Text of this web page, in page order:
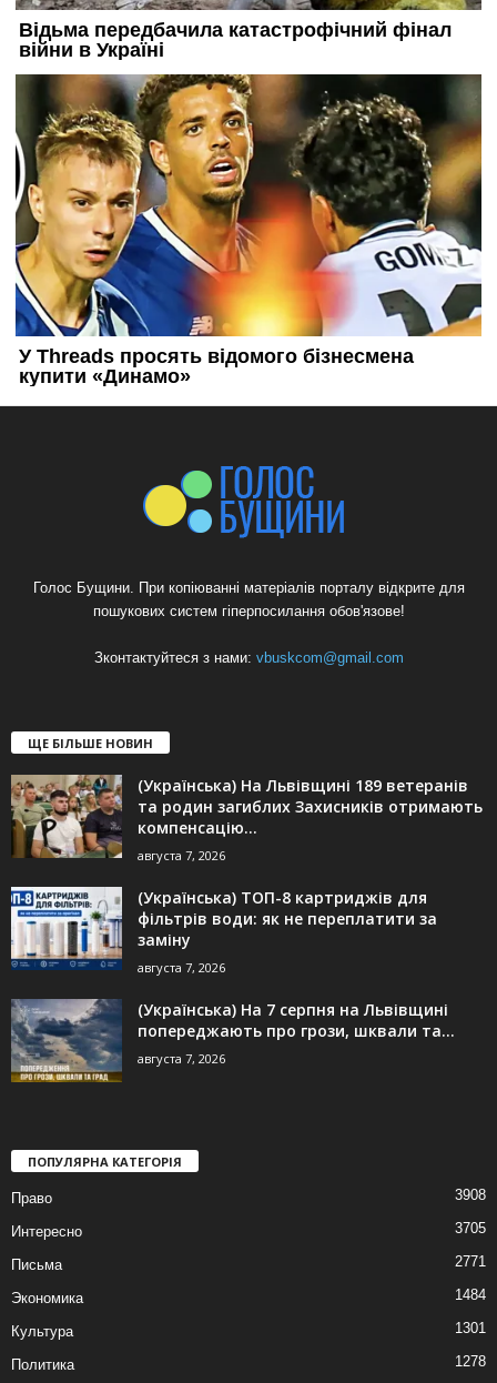
Голос Бущини. При копіюванні матеріалів порталу відкрите для
пошукових систем гіперпосилання обов'язове!
Зконтактуйтеся з нами: vbuskcom@gmail.com
ЩЕ БІЛЬШЕ НОВИН
(Українська) На Львівщині 189 ветеранів
та родин загиблих Захисників отримають
компенсацію...
августа 7, 2026
(Українська) ТОП-8 картриджів для
фільтрів води: як не переплатити за
заміну
августа 7, 2026
(Українська) На 7 серпня на Львівщині
попереджають про грози, шквали та...
августа 7, 2026
ПОПУЛЯРНА КАТЕГОРІЯ
Право 3908
Интересно 3705
Письма 2771
Экономика 1484
Культура 1301
Политика 1278